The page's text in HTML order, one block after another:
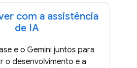
com a assistência
de IA
e o Gemini juntos para
o desenvolvimento e a